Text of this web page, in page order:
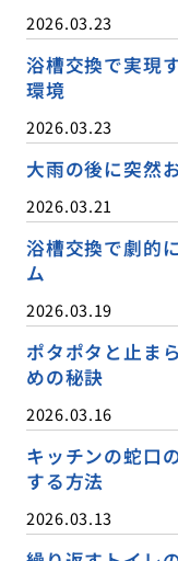
2026.03.23
浴槽交換で実現
環境
2026.03.23
大雨の後に突然
2026.03.21
浴槽交換で劇的
ム
2026.03.19
ポタポタと止ま
めの秘訣
2026.03.16
キッチンの蛇口
する方法
2026.03.13